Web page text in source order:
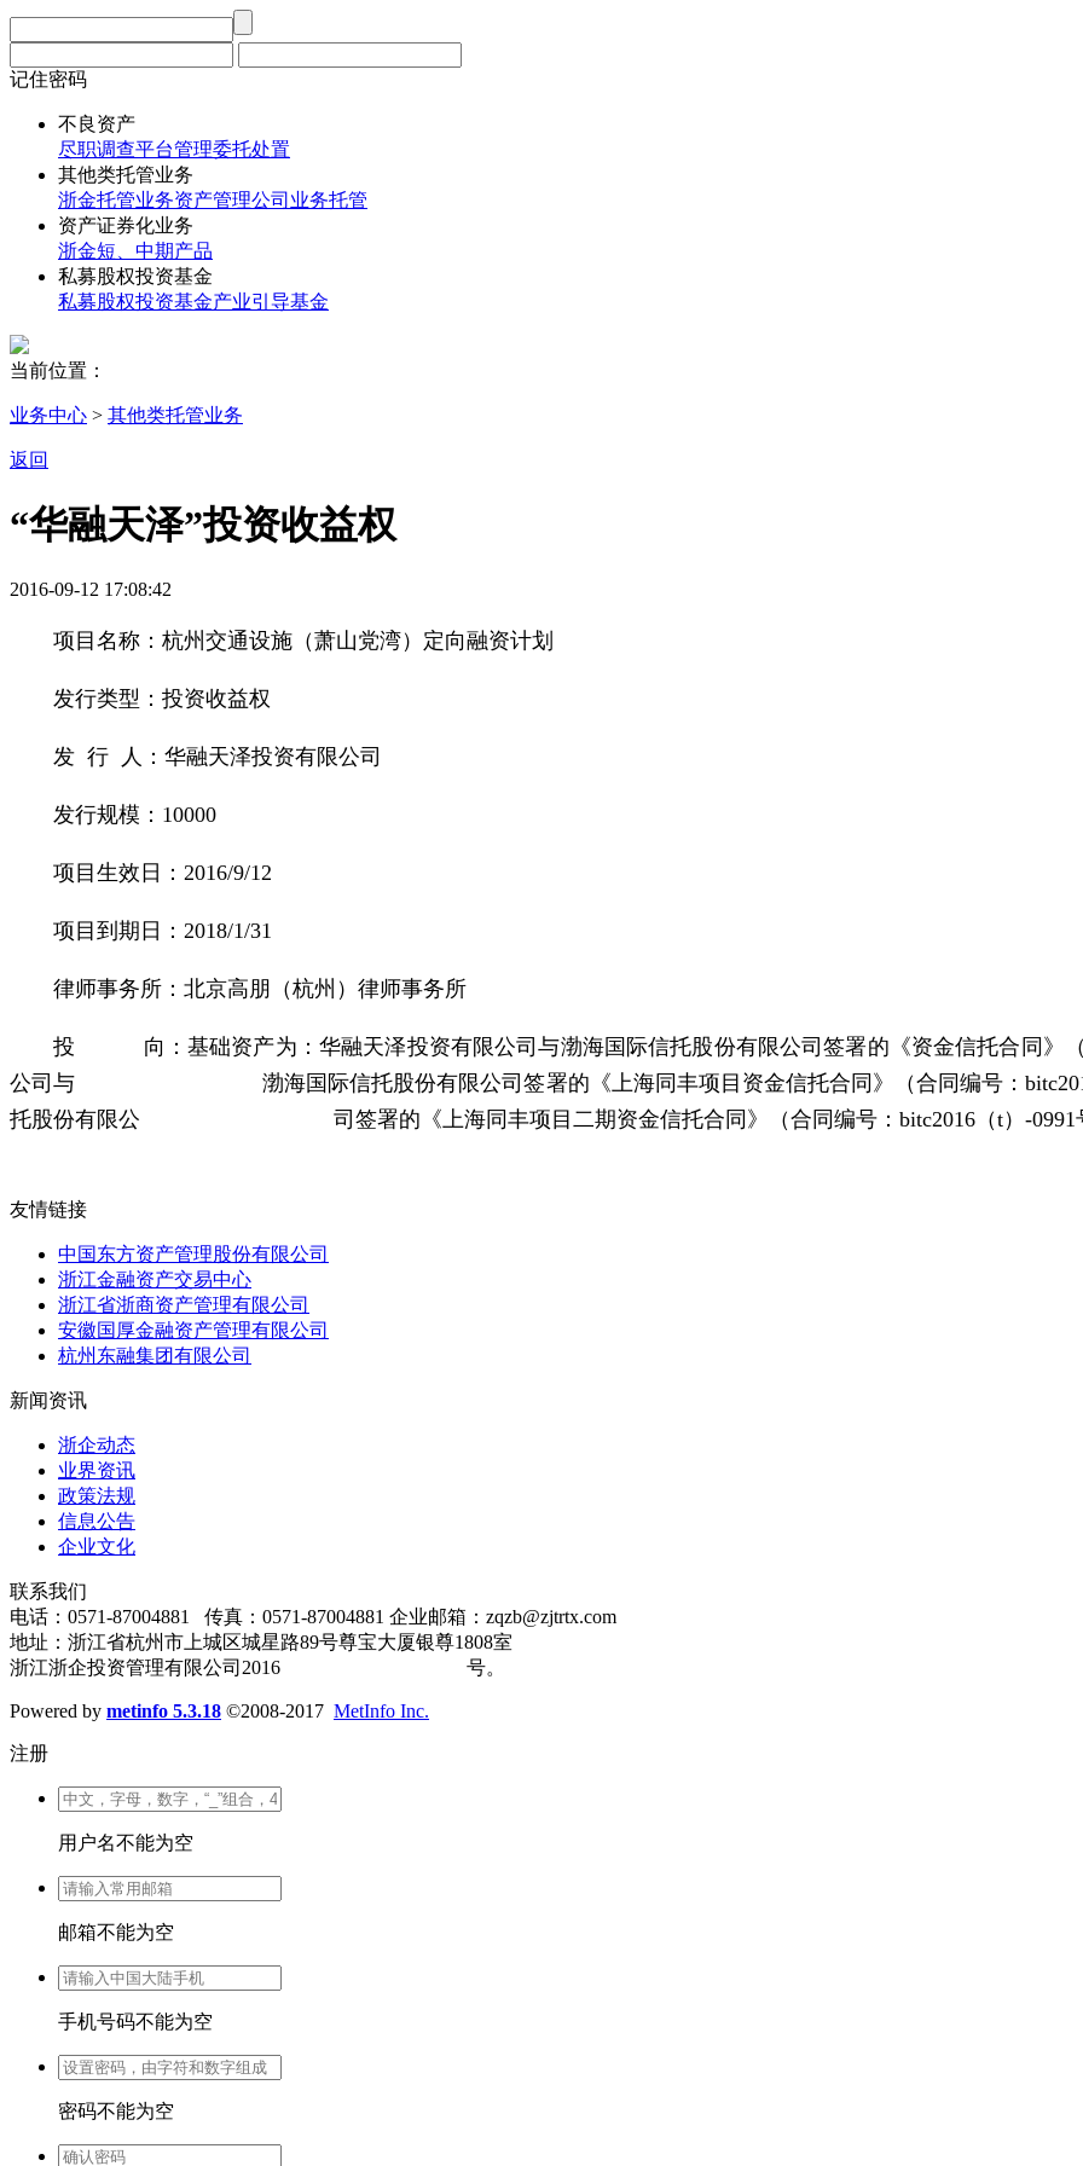
记住密码
不良资产
尽职调查平台管理委托处置
其他类托管业务
浙金托管业务资产管理公司业务托管
资产证券化业务
浙金短、中期产品
私募股权投资基金
私募股权投资基金产业引导基金
当前位置：
业务中心 > 其他类托管业务
返回
“华融天泽”投资收益权
2016-09-12 17:08:42
项目名称：杭州交通设施（萧山党湾）定向融资计划
发行类型：投资收益权
发 行 人：华融天泽投资有限公司
发行规模：10000
项目生效日：2016/9/12
项目到期日：2018/1/31
律师事务所：北京高朋（杭州）律师事务所
投 向：基础资产为：华融天泽投资有限公司与渤海国际信托股份有限公司签署的《资金信托合同》（
公司与 渤海国际信托股份有限公司签署的《上海同丰项目资金信托合同》（合同编号：bitc2015（t
托股份有限公 司签署的《上海同丰项目二期资金信托合同》（合同编号：bitc2016（t）-0991
友情链接
中国东方资产管理股份有限公司
浙江金融资产交易中心
浙江省浙商资产管理有限公司
安徽国厚金融资产管理有限公司
杭州东融集团有限公司
新闻资讯
浙企动态
业界资讯
政策法规
信息公告
企业文化
联系我们
电话：0571-87004881 传真：0571-87004881 企业邮箱：zqzb@zjtrtx.com
地址：浙江省杭州市上城区城星路89号尊宝大厦银尊1808室
浙江浙企投资管理有限公司2016
号。
Powered by metinfo 5.3.18 ©2008-2017 MetInfo Inc.
注册
用户名不能为空
邮箱不能为空
手机号码不能为空
密码不能为空